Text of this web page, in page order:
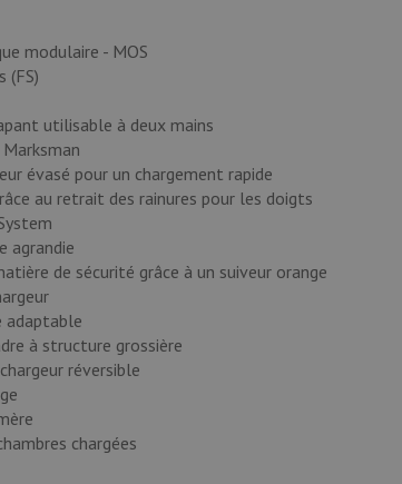
modulaire - MOS
(FS)
utilisable à deux mains
Marksman
évasé pour un chargement rapide
au retrait des rainures pour les doigts
agrandie
de sécurité grâce à un suiveur orange
adaptable
à structure grossière
réversible
chargées